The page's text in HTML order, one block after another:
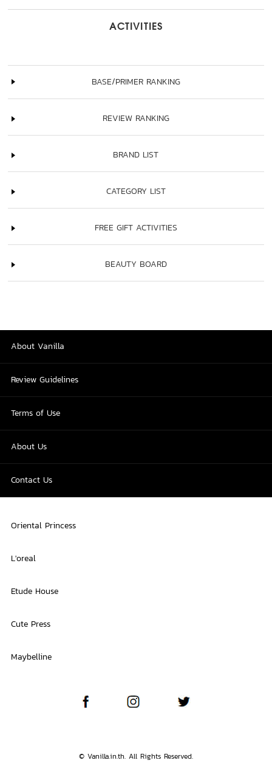
ACTIVITIES
BASE/PRIMER RANKING
REVIEW RANKING
BRAND LIST
CATEGORY LIST
FREE GIFT ACTIVITIES
BEAUTY BOARD
About Vanilla
Review Guidelines
Terms of Use
About Us
Contact Us
Oriental Princess
L'oreal
Etude House
Cute Press
Maybelline
© Vanilla.in.th. All Rights Reserved.